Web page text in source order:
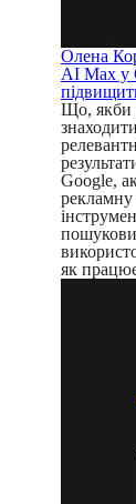
Олена
AI Max у
Що, якби
Google,
як